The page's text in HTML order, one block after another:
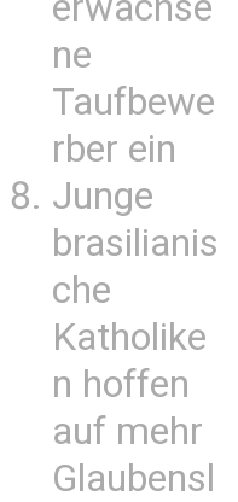
ne
Taufbewe
rber ein
Junge
brasilianis
che
Katholike
n hoffen
auf mehr
Glaubensl